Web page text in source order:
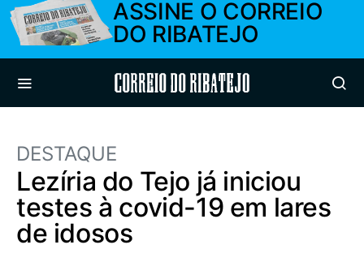
ASSINE O CORREIO
DO RIBATEJO
Correio do Ribatejo
DESTAQUE
Lezíria do Tejo já iniciou
testes à covid-19 em lares
de idosos